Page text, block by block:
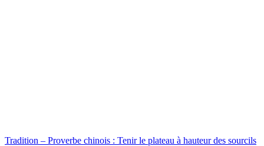
Tradition – Proverbe chinois : Tenir le plateau à hauteur des sourcils